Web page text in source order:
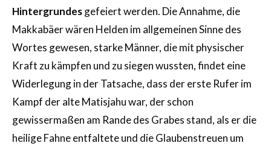
Hintergrundesgefeiert werden. Die Annahme, die
Makkabäer wären Helden im allgemeinen Sinne des
Wortes gewesen, starke Männer, die mit physischer
Kraft zu kämpfen und zu siegen wussten, findet eine
Widerlegung in der Tatsache, dass der erste Rufer im
Kampf der alte Matisjahu war, der schon
gewissermaßen am Rande des Grabes stand, als er die
heilige Fahne entfaltete und die Glaubenstreuen um